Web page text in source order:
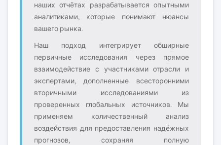
наших отчётах разрабатывается опытными
аналитиками, которые понимают нюансы
вашего рынка.
Наш подход интегрирует обширные
первичные исследования через прямое
взаимодействие с участниками отрасли и
экспертами, дополненные всесторонними
вторичными исследованиями из
проверенных глобальных источников. Мы
применяем количественный анализ
воздействия для предоставления надёжных
прогнозов, сохраняя полную